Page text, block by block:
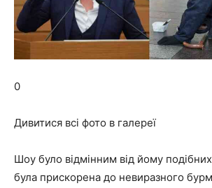
0
Дивитися всі фото в галереї
Шоу було відмінним від йому
була прискорена до невиразного